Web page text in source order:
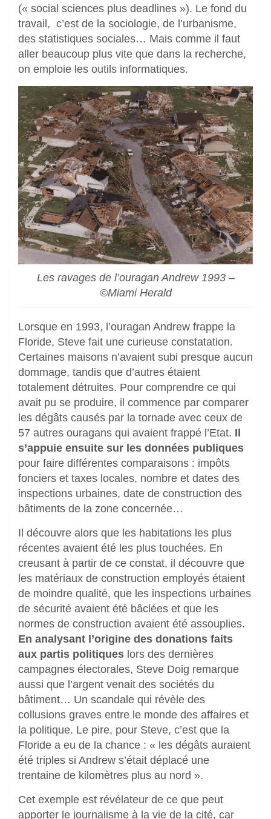
(« social sciences plus deadlines »). Le fond du
travail, c’est de la sociologie, de l’urbanisme,
des statistiques sociales… Mais comme il faut
aller beaucoup plus vite que dans la recherche,
on emploie les outils informatiques.
Les ravages de l’ouragan Andrew 1993 –
©Miami Herald
Lorsque en 1993, l’ouragan Andrew frappe la
Floride, Steve fait une curieuse constatation.
Certaines maisons n’avaient subi presque aucun
dommage, tandis que d’autres étaient
totalement détruites. Pour comprendre ce qui
avait pu se produire, il commence par comparer
les dégâts causés par la tornade avec ceux de
57 autres ouragans qui avaient frappé l’Etat. Il
s’appuie ensuite sur les données publiques
pour faire différentes comparaisons : impôts
fonciers et taxes locales, nombre et dates des
inspections urbaines, date de construction des
bâtiments de la zone concernée…
Il découvre alors que les habitations les plus
récentes avaient été les plus touchées. En
creusant à partir de ce constat, il découvre que
les matériaux de construction employés étaient
de moindre qualité, que les inspections urbaines
de sécurité avaient été bâclées et que les
normes de construction avaient été assouplies.
En analysant l’origine des donations faits
aux partis politiques lors des dernières
campagnes électorales, Steve Doig remarque
aussi que l’argent venait des sociétés du
bâtiment… Un scandale qui révèle des
collusions graves entre le monde des affaires et
la politique. Le pire, pour Steve, c’est que la
Floride a eu de la chance : « les dégâts auraient
été triples si Andrew s’était déplacé une
trentaine de kilomètres plus au nord ».
Cet exemple est révélateur de ce que peut
apporter le journalisme à la vie de la cité, car